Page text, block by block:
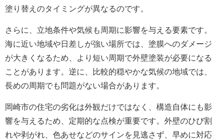
塗り替えのタイミングが異なるのです。
さらに、立地条件や気候も周期に影響を与える要素です。
海に近い地域や日差しが強い場所では、塗膜へのダメージ
が大きくなるため、より短い周期で外壁塗装が必要になる
ことがあります。逆に、比較的穏やかな気候の地域では、
長めの周期でも問題がない場合があります。
岡崎市の住宅の劣化は外観だけではなく、構造自体にも影
響を与えるため、定期的な点検が重要です。外壁のひび割
れや剥がれ、色あせなどのサインを見逃さず、早めに対応